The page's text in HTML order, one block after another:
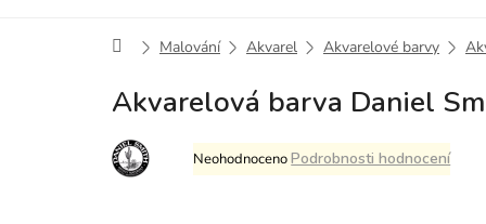
DomůMalování Akvarel Akvarelové barvy
Akvarelová barva Daniel
Průměrné
hodnocení
NeohodnocenoPodrobnosti hodnocení